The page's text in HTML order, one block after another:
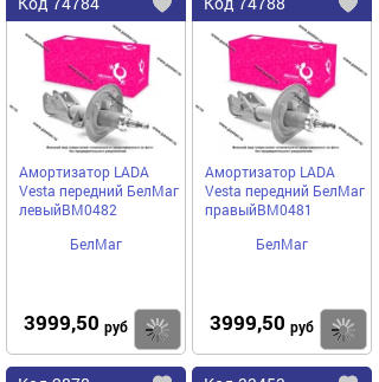
Добавить
избранное
Амортизатор LADA
Vesta передний БелМаг
левыйBM0482
БелМаг
3999,50 руб Купить
Амортизатор LADA
Vesta передний БелМаг
правыйBM0481
БелМаг
3999,50 руб